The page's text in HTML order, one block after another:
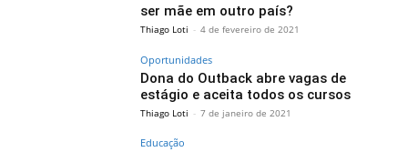
ser mãe em outro país?
Thiago Loti - 4 de fevereiro de 2021
Oportunidades
Dona do Outback abre vagas de
estágio e aceita todos os cursos
Thiago Loti - 7 de janeiro de 2021
Educação